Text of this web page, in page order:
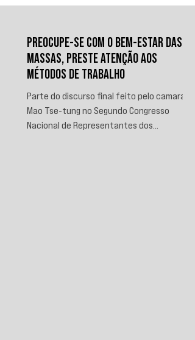
PREOCUPE-SE COM O BEM-ESTAR DAS
MASSAS, PRESTE ATENÇÃO AOS
MÉTODOS DE TRABALHO
Parte do discurso final feito pelo camarada
Mao Tse-tung no Segundo Congresso
Nacional de Representantes dos